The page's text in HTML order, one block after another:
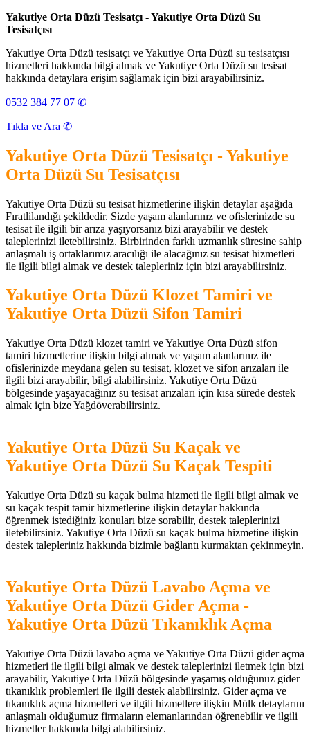
Yakutiye Orta Düzü Tesisatçı - Yakutiye Orta Düzü Su
Tesisatçısı
Yakutiye Orta Düzü tesisatçı ve Yakutiye Orta Düzü su tesisatçısı
hizmetleri hakkında bilgi almak ve Yakutiye Orta Düzü su tesisat
hakkında detaylara erişim sağlamak için bizi arayabilirsiniz.
0532 384 77 07 ✆
Tıkla ve Ara ✆
Yakutiye Orta Düzü Tesisatçı - Yakutiye
Orta Düzü Su Tesisatçısı
Yakutiye Orta Düzü su tesisat hizmetlerine ilişkin detaylar aşağıda
Fıratlilandığı şekildedir. Sizde yaşam alanlarınız ve ofislerinizde su
tesisat ile ilgili bir arıza yaşıyorsanız bizi arayabilir ve destek
taleplerinizi iletebilirsiniz. Birbirinden farklı uzmanlık süresine sahip
anlaşmalı iş ortaklarımız aracılığı ile alacağınız su tesisat hizmetleri
ile ilgili bilgi almak ve destek talepleriniz için bizi arayabilirsiniz.
Yakutiye Orta Düzü Klozet Tamiri ve
Yakutiye Orta Düzü Sifon Tamiri
Yakutiye Orta Düzü klozet tamiri ve Yakutiye Orta Düzü sifon
tamiri hizmetlerine ilişkin bilgi almak ve yaşam alanlarınız ile
ofislerinizde meydana gelen su tesisat, klozet ve sifon arızaları ile
ilgili bizi arayabilir, bilgi alabilirsiniz. Yakutiye Orta Düzü
bölgesinde yaşayacağınız su tesisat arızaları için kısa sürede destek
almak için bize Yağdöverabilirsiniz.
Yakutiye Orta Düzü Su Kaçak ve
Yakutiye Orta Düzü Su Kaçak Tespiti
Yakutiye Orta Düzü su kaçak bulma hizmeti ile ilgili bilgi almak ve
su kaçak tespit tamir hizmetlerine ilişkin detaylar hakkında
öğrenmek istediğiniz konuları bize sorabilir, destek taleplerinizi
iletebilirsiniz. Yakutiye Orta Düzü su kaçak bulma hizmetine ilişkin
destek talepleriniz hakkında bizimle bağlantı kurmaktan çekinmeyin.
Yakutiye Orta Düzü Lavabo Açma ve
Yakutiye Orta Düzü Gider Açma -
Yakutiye Orta Düzü Tıkanıklık Açma
Yakutiye Orta Düzü lavabo açma ve Yakutiye Orta Düzü gider açma
hizmetleri ile ilgili bilgi almak ve destek taleplerinizi iletmek için bizi
arayabilir, Yakutiye Orta Düzü bölgesinde yaşamış olduğunuz gider
tıkanıklık problemleri ile ilgili destek alabilirsiniz. Gider açma ve
tıkanıklık açma hizmetleri ve ilgili hizmetlere ilişkin Mülk detaylarını
anlaşmalı olduğumuz firmaların elemanlarından öğrenebilir ve ilgili
hizmetler hakkında bilgi alabilirsiniz.